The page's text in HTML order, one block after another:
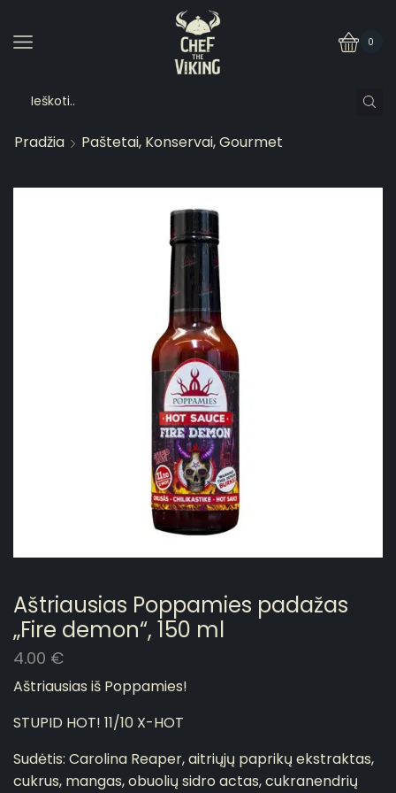
0
Pradžia Paštetai, Konservai, Gourmet
Aštriausias Poppamies padažas
„Fire demon“, 150 ml
4.00 €
Aštriausias iš Poppamies!
STUPID HOT! 11/10 X-HOT
Sudėtis: Carolina Reaper, aitriųjų paprikų ekstraktas,
cukrus, mangas, obuolių sidro actas, cukranendrių